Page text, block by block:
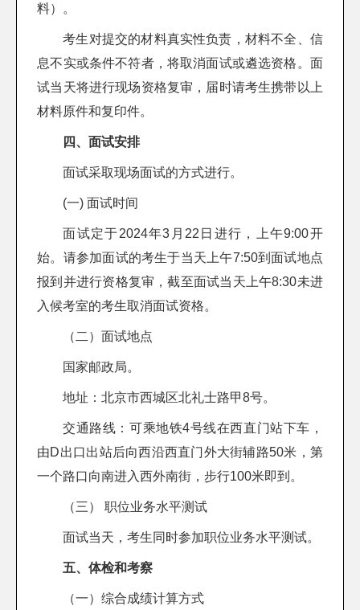
料）。
考生对提交的材料真实性负责，材料不全、信
息不实或条件不符者，将取消面试或遴选资格。面
试当天将进行现场资格复审，届时请考生携带以上
材料原件和复印件。
四、面试安排
面试采取现场面试的方式进行。
(一) 面试时间
面试定于2024年3月22日进行，上午9:00开
始。请参加面试的考生于当天上午7:50到面试地点
报到并进行资格复审，截至面试当天上午8:30未进
入候考室的考生取消面试资格。
（二）面试地点
国家邮政局。
地址：北京市西城区北礼士路甲8号。
交通路线：可乘地铁4号线在西直门站下车，
由D出口出站后向西沿西直门外大街辅路50米，第
一个路口向南进入西外南街，步行100米即到。
（三） 职位业务水平测试
面试当天，考生同时参加职位业务水平测试。
五、体检和考察
（一）综合成绩计算方式